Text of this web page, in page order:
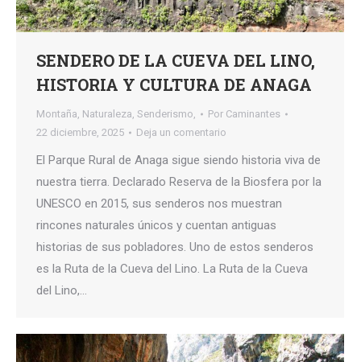
SENDERO DE LA CUEVA DEL LINO,
HISTORIA Y CULTURA DE ANAGA
Montaña, Naturaleza, Senderismo, Por Caminantes
22 diciembre, 2025
Deja un comentario
El Parque Rural de Anaga sigue siendo historia viva de
nuestra tierra. Declarado Reserva de la Biosfera por la
UNESCO en 2015, sus senderos nos muestran
rincones naturales únicos y cuentan antiguas
historias de sus pobladores. Uno de estos senderos
es la Ruta de la Cueva del Lino. La Ruta de la Cueva
del Lino,…